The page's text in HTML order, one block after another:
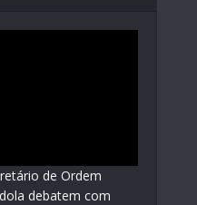
de Ordem
debatem com